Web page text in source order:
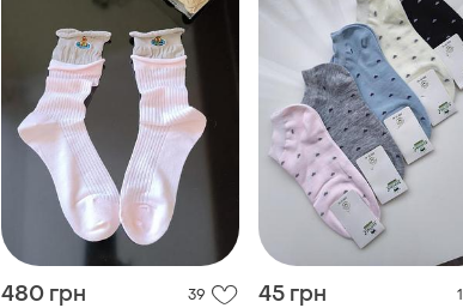
480 грн 39
680 грн -30%
Vivienne Westwood
Шкарпетки бавовняні літо-
36
45 грн 1
Жіночі шкарпетки різні
моделі
і ще 4